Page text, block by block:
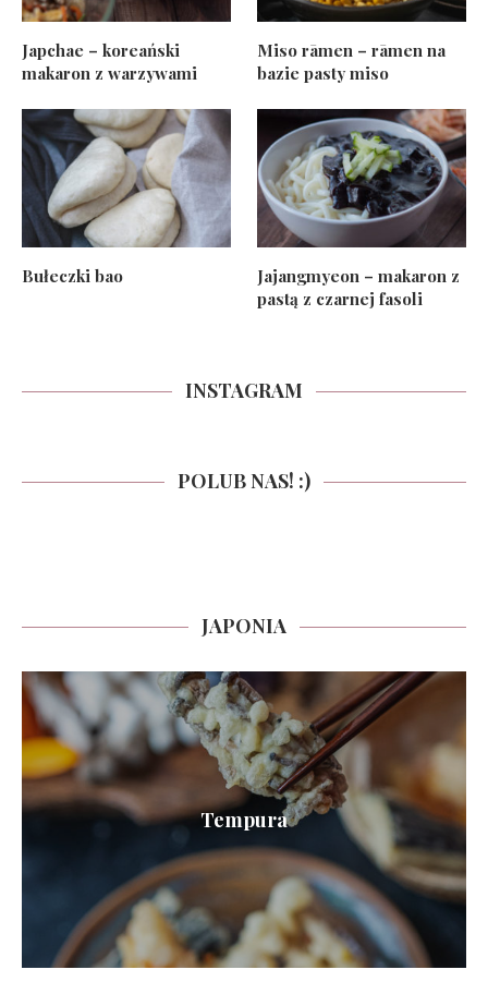
Japchae – koreański
makaron z warzywami
Miso rāmen – rāmen na
bazie pasty miso
Bułeczki bao
Jajangmyeon – makaron z
pastą z czarnej fasoli
INSTAGRAM
POLUB NAS! :)
JAPONIA
Tempura